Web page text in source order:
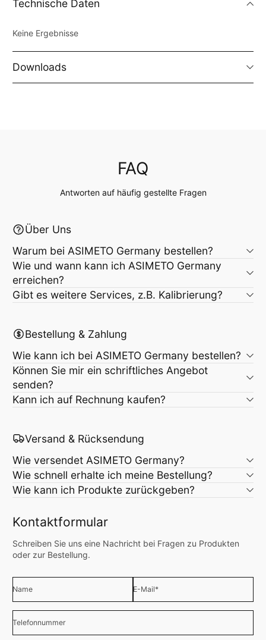
Technische Daten
Keine Ergebnisse
Downloads
FAQ
Antworten auf häufig gestellte Fragen
Über Uns
Warum bei ASIMETO Germany bestellen?
Wie und wann kann ich ASIMETO Germany
erreichen?
Gibt es weitere Services, z.B. Kalibrierung?
Bestellung & Zahlung
Wie kann ich bei ASIMETO Germany bestellen?
Können Sie mir ein schriftliches Angebot
senden?
Kann ich auf Rechnung kaufen?
Versand & Rücksendung
Wie versendet ASIMETO Germany?
Wie schnell erhalte ich meine Bestellung?
Wie kann ich Produkte zurückgeben?
Kontaktformular
Schreiben Sie uns eine Nachricht bei Fragen zu Produkten
oder zur Bestellung.
Name E-Mail*
Telefonnummer